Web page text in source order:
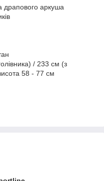
драпового аркуша
/ 233 см (з
58 - 77 см